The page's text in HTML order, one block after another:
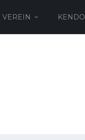
VEREIN KENDO